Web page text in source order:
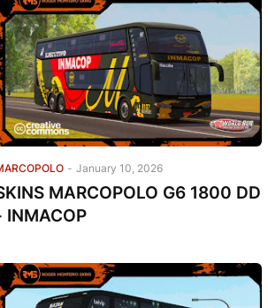
- January 10, 2026
MARCOPOLO G6 1800 DD
INMACOP